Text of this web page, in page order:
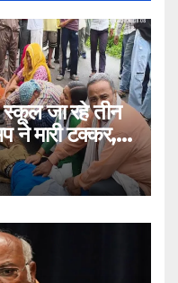
स्कूल जा रहे तीन
ने मारी टक्कर,